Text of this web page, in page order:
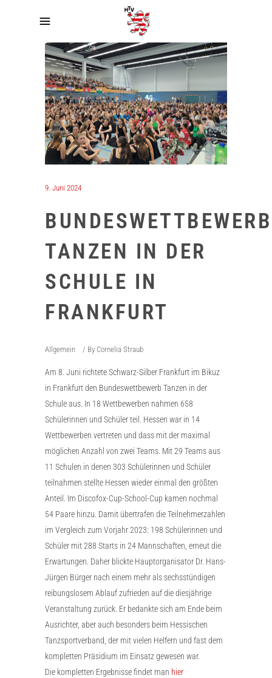
9. Juni 2024
BUNDESWETTBEWERB
TANZEN IN DER
SCHULE IN
FRANKFURT
Allgemein By Cornelia Straub
Am 8. Juni richtete Schwarz-Silber Frankfurt im Bikuz
in Frankfurt den Bundeswettbewerb Tanzen in der
Schule aus. In 18 Wettbewerben nahmen 658
Schülerinnen und Schüler teil. Hessen war in 14
Wettbewerben vertreten und dass mit der maximal
möglichen Anzahl von zwei Teams. Mit 29 Teams aus
11 Schulen in denen 303 Schülerinnen und Schüler
teilnahmen stellte Hessen wieder einmal den größten
Anteil. Im Discofox-Cup-School-Cup kamen nochmal
54 Paare hinzu. Damit übertrafen die Teilnehmerzahlen
im Vergleich zum Vorjahr 2023: 198 Schülerinnen und
Schüler mit 288 Starts in 24 Mannschaften, erneut die
Erwartungen. Daher blickte Hauptorganisator Dr. Hans-
Jürgen Bürger nach einem mehr als sechsstündigen
reibungslosem Ablauf zufrieden auf die diesjährige
Veranstaltung zurück. Er bedankte sich am Ende beim
Ausrichter, aber auch besonders beim Hessischen
Tanzsportverband, der mit vielen Helfern und fast dem
kompletten Präsidium im Einsatz gewesen war.
Die kompletten Ergebnisse findet man hier